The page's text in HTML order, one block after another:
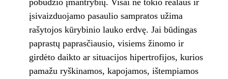
pobūdžio įmantrybių. Visai ne tokio realaus ir
įsivaizduojamo pasaulio sampratos užima
rašytojos kūrybinio lauko erdvę. Jai būdingas
paprastų paprasčiausio, visiems žinomo ir
girdėto daikto ar situacijos hipertrofijos, kurios
pamažu ryškinamos, kapojamos, ištempiamos